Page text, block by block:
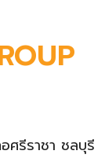
ศรีราชา ชลบุรี